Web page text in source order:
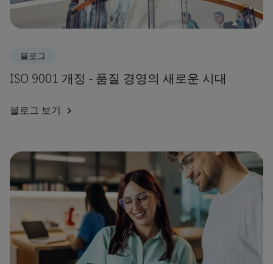
블로그
ISO 9001 개정 - 품질 경영의 새로운 시대
블로그 보기